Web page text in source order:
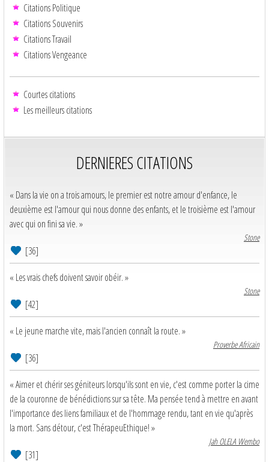
Citations Politique
Citations Souvenirs
Citations Travail
Citations Vengeance
Courtes citations
Les meilleurs citations
DERNIERES CITATIONS
« Dans la vie on a trois amours, le premier est notre amour d'enfance, le
deuxième est l'amour qui nous donne des enfants, et le troisième est l'amour
avec qui on fini sa vie. »
Stone
[36]
« Les vrais chefs doivent savoir obéir. »
Stone
[42]
« Le jeune marche vite, mais l'ancien connaît la route. »
Proverbe Africain
[36]
« Aimer et chérir ses géniteurs lorsqu'ils sont en vie, c'est comme porter la cime
de la couronne de bénédictions sur sa tête. Ma pensée tend à mettre en avant
l'importance des liens familiaux et de l'hommage rendu, tant en vie qu'après
la mort. Sans détour, c'est ThérapeuEthique! »
Jah OLELA Wembo
[31]